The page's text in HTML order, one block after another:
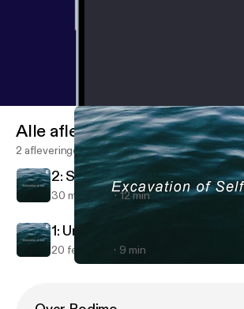
Alle afleveringen
2 afleveringen
2: Self Evolution with Lauren
30 mrt 2019 12 min
1: Undoing Emotional Imbalance
20 feb 2019 9 min